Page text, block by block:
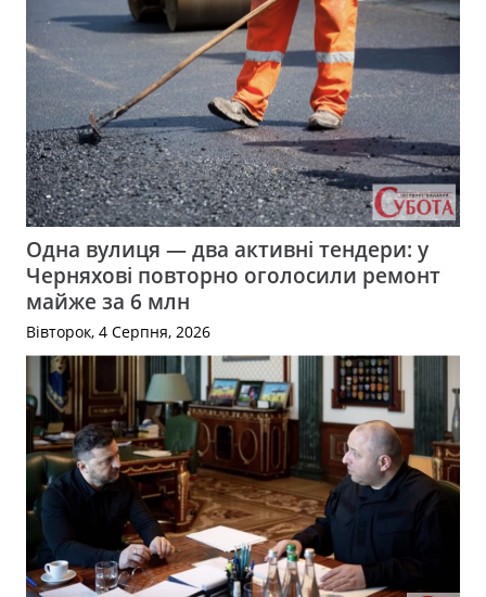
Одна вулиця — два активні тендери: у
Черняхові повторно оголосили ремонт
майже за 6 млн
Вівторок, 4 Серпня, 2026